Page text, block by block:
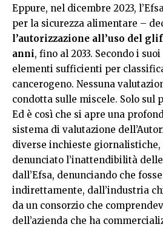
Eppure, nel dicembre 2023,
per la sicurezza alimentare –
l’autorizzazione all’uso del
anni, fino al 2033. Secondo i
elementi sufficienti per
cancerogeno. Nessuna
condotta sulle miscele. Solo sul
Ed è così che si apre una
sistema di valutazione
diverse inchieste giornalistiche,
denunciato l’inattendibilità
dall’Efsa, denunciando che
indirettamente, dall’industria
da un consorzio che
dell’azienda che ha